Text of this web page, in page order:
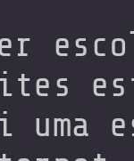
uma